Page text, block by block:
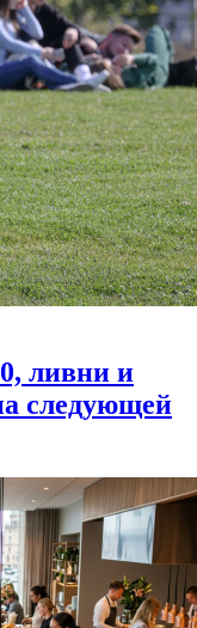
ливни и
следующей